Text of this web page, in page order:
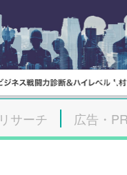
リサーチ 広告・PR